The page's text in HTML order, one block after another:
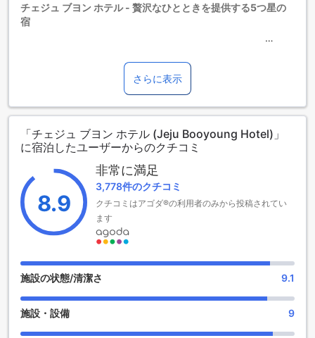
チェジュ ブヨン ホテル - 贅沢なひとときを提供する5つ星の
宿
済州（チェジュ）の美しい景色に囲まれたチェジュ ブヨン ホ
テルは、贅沢な体験を求める旅行者に最適な5つ星の宿泊施設
です。262室の広々とした客室は、モダンなデザインと快適さ
を兼ね備え、訪れるすべてのゲストに心地よい滞在を提供し
ます。
チェックインは午後3時から、チェックアウトは午前11時まで
可能で、ゆったりとした時間を過ごせます。また、このホテ
ルはお子様連れのご家族にも優しく、2歳から12歳までのお子
様は無料で宿泊できるため、家族旅行にもぴったりです。チ
ェジュ ブヨン ホテルで、特別なひとときをお楽しみくださ
い。
チェジュ ブヨン ホテルのエンターテイメント施設
チェジュ ブヨン ホテルでは、訪れるゲストの皆様に心身とも
にリフレッシュしていただける多彩なエンターテイメント施
方にぴったりのスパとマッサージ施設です。専門のセラピス
トによるトリートメントで、日々の疲れを癒し、極上のひと
ときをお過ごしいただけます。サウナも完備しており、心地
さらに表示
「チェジュ ブヨン ホテル (Jeju Booyoung Hotel)」
に宿泊したユーザーからのクチコミ
8.9
非常に満足
3,778件のクチコミ
クチコミはアゴダ®の利用者のみから投稿されてい
ます
施設の状態/清潔さ 9.1
施設・設備 9